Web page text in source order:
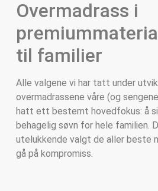
Overmadrass i
til familier
Alle valgene vi har tatt under
overmadrassene våre (og
hatt ett bestemt hovedfokus: å
behagelig søvn for hele familien.
utelukkende valgt de aller beste
gå på kompromiss.